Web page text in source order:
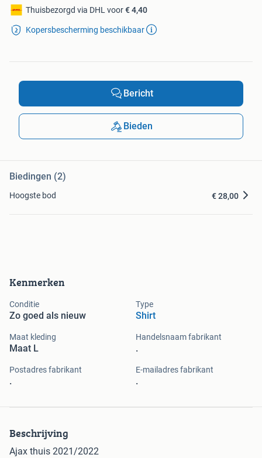
Kenmerken
Conditie
Zo goed als nieuw
Type
Shirt
Maat kleding
Maat L
Handelsnaam fabrikant
.
Postadres fabrikant
.
E-mailadres fabrikant
.
Beschrijving
Ajax thuis 2021/2022
Thuisbezorgd via DHL voor€ 4,40
Kopersbescherming beschikbaar
Bericht
Bieden
Biedingen (2)
Hoogste bod € 28,00